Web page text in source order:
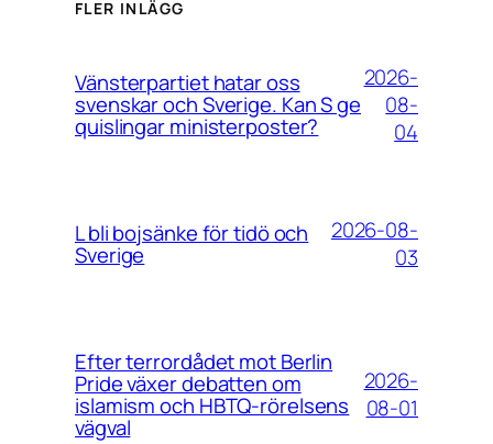
FLER INLÄGG
Vänsterpartiet hatar oss
svenskar och Sverige. Kan S ge
quislingar ministerposter?
2026-
08-
04
L bli bojsänke för tidö och
Sverige
2026-08-
03
Efter terrordådet mot Berlin
Pride växer debatten om
islamism och HBTQ-rörelsens
vägval
2026-
08-01